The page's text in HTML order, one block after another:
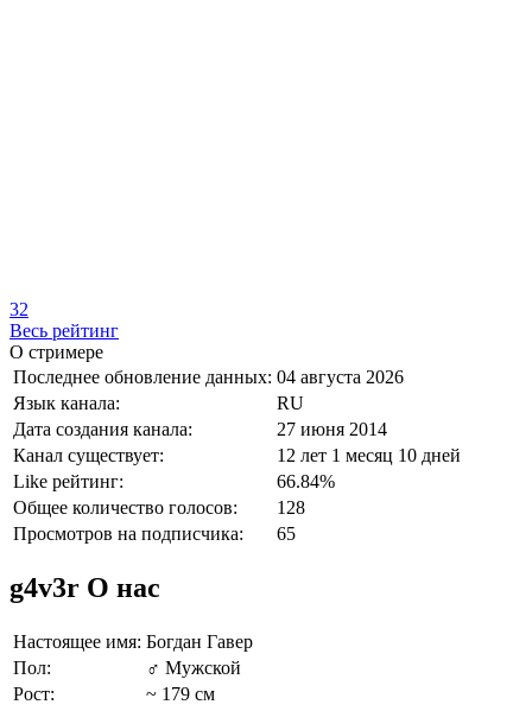
32
Весь рейтинг
О стримере
Последнее обновление данных: 04 августа 2026
Язык канала:
RU
Дата создания канала:
27 июня 2014
Канал существует:
12 лет 1 месяц 10 дней
Like рейтинг:
66.84%
Общее количество голосов:
128
Просмотров на подписчика:
65
g4v3r О нас
Настоящее имя: Богдан Гавер
Пол:
♂️ Мужской
Рост:
~ 179 см